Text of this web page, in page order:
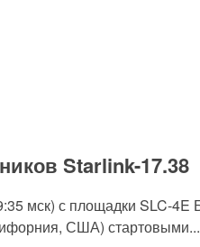
Starlink-17.38
мск) с площадки SLC-4E
США) стартовыми...